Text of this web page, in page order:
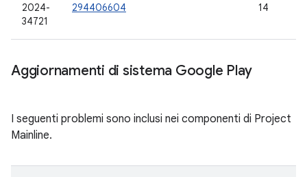
2024-
34721
294406604
14
Aggiornamenti di sistema Google Play
I seguenti problemi sono inclusi nei componenti di Project
Mainline.